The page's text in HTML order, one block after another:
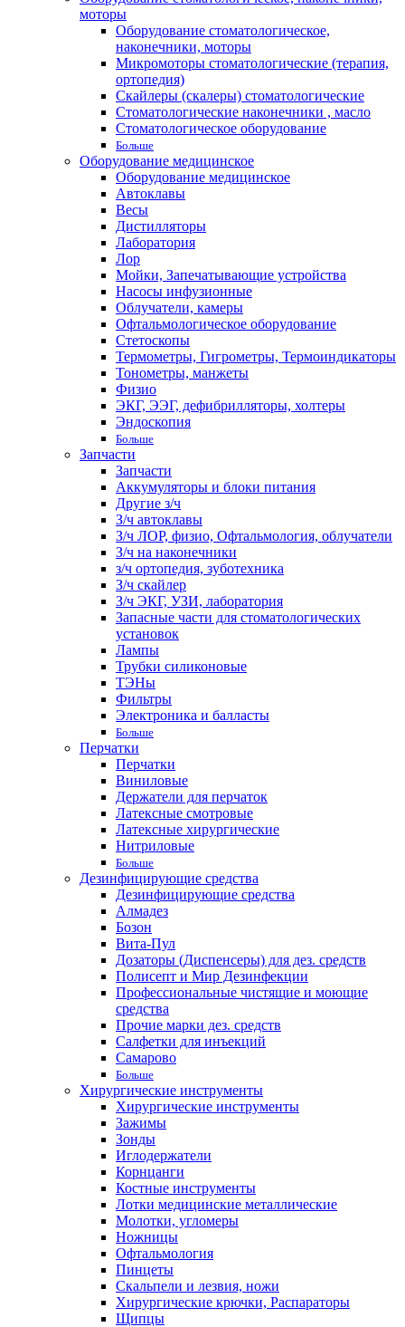
моторы
Оборудование стоматологическое,
наконечники, моторы
Микромоторы стоматологические (терапия,
ортопедия)
Скайлеры (скалеры) стоматологические
Стоматологические наконечники , масло
Стоматологическое оборудование
Больше
Оборудование медицинское
Оборудование медицинское
Автоклавы
Весы
Дистилляторы
Лаборатория
Лор
Мойки, Запечатывающие устройства
Насосы инфузионные
Облучатели, камеры
Офтальмологическое оборудование
Стетоскопы
Термометры, Гигрометры, Термоиндикаторы
Тонометры, манжеты
Физио
ЭКГ, ЭЭГ, дефибрилляторы, холтеры
Эндоскопия
Больше
Запчасти
Запчасти
Аккумуляторы и блоки питания
Другие з/ч
З/ч автоклавы
З/ч ЛОР, физио, Офтальмология, облучатели
З/ч на наконечники
з/ч ортопедия, зуботехника
З/ч скайлер
З/ч ЭКГ, УЗИ, лаборатория
Запасные части для стоматологических
установок
Лампы
Трубки силиконовые
ТЭНы
Фильтры
Электроника и балласты
Больше
Перчатки
Перчатки
Виниловые
Держатели для перчаток
Латексные смотровые
Латексные хирургические
Нитриловые
Больше
Дезинфицирующие средства
Дезинфицирующие средства
Алмадез
Бозон
Вита-Пул
Дозаторы (Диспенсеры) для дез. средств
Полисепт и Мир Дезинфекции
Профессиональные чистящие и моющие
средства
Прочие марки дез. средств
Салфетки для инъекций
Самарово
Больше
Хирургические инструменты
Хирургические инструменты
Зажимы
Зонды
Иглодержатели
Корнцанги
Костные инструменты
Лотки медицинские металлические
Молотки, угломеры
Ножницы
Офтальмология
Пинцеты
Скальпели и лезвия, ножи
Хирургические крючки, Распараторы
Щипцы